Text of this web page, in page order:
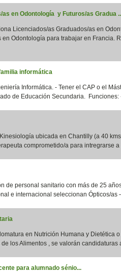
en Odontología y Futuros/as Gradua
Licenciados/as Graduados/as en
en Odontología para trabajar en Francia.
informática
Informática. - Tener el CAP o el
de Educación Secundaria. Funciones:
ubicada en Chantilly (a 40
comprometido/a para intregrarse a
de personal sanitario con más de 25
e internacional seleccionan Ópticos/as
en Nutrición Humana y Dietética
los Alimentos , se valorán candidaturas
para alumnado sénio...